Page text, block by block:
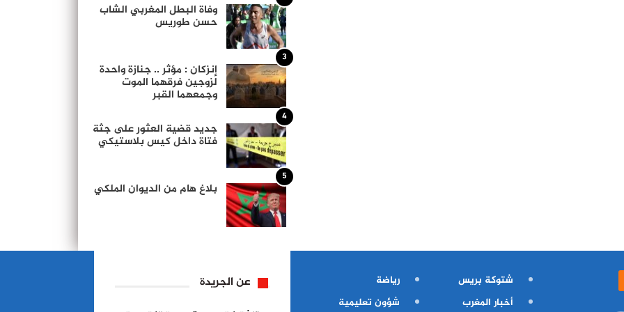
وفاة البطل المغربي الشاب
حسن طوريس
3
إنزكان : مؤثر .. جنازة واحدة
لزوجين فرقهما الموت
وجمعهما القبر
4
جديد قضية العثور على جثة
فتاة داخل كيس بلاستيكي
5
بلاغ هام من الديوان الملكي
شتوكة بريس
أخبار المغرب
رياضة
شؤون تعليمية
عن الجريدة